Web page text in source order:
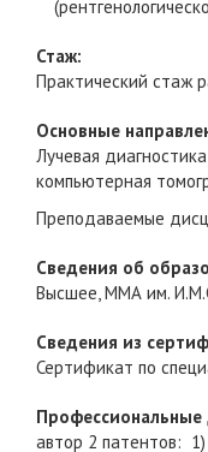
Стаж:
Практический стаж
Основные
Лучевая
компьютерная
Преподаваемые
Сведения об
Высшее, ММА им.
Сведения из
Сертификат по
Профессиональные
автор 2 патентов: